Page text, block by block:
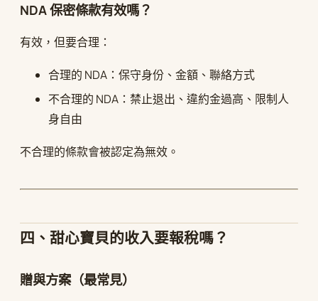
NDA 保密條款有效嗎？
有效，但要合理：
合理的 NDA：保守身份、金額、聯絡方式
不合理的 NDA：禁止退出、違約金過高、限制人
身自由
不合理的條款會被認定為無效。
四、甜心寶貝的收入要報稅嗎？
贈與方案（最常見）